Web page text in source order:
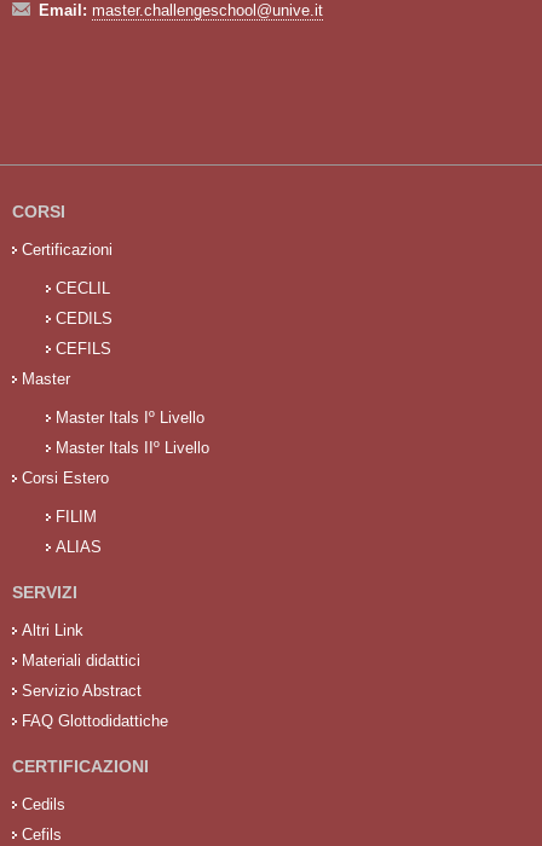
Email: master.challengeschool@unive.it
CORSI
Certificazioni
CECLIL
CEDILS
CEFILS
Master
Master Itals Iº Livello
Master Itals IIº Livello
Corsi Estero
FILIM
ALIAS
SERVIZI
Altri Link
Materiali didattici
Servizio Abstract
FAQ Glottodidattiche
CERTIFICAZIONI
Cedils
Cefils